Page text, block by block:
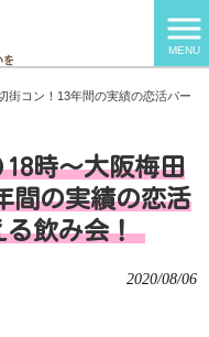
MENU
街コン！13年間の実績の恋活パー
時〜大阪梅田
間の実績の恋活
る飲み会！
2020/08/06